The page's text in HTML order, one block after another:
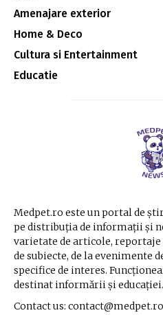
Amenajare exterior
Home & Deco
Cultura si Entertainment
Educatie
Medpet.ro este un portal de
pe distribuția de informații și
varietate de articole, reportaje
de subiecte, de la evenimente
specifice de interes.
destinat informării și educației.
Contact us: contact@medpet.ro